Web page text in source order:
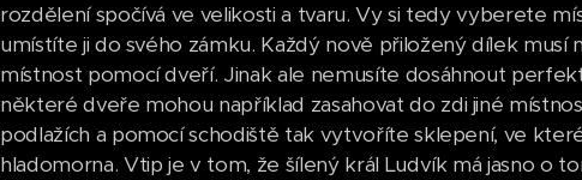
rozdělení spočívá ve velikosti a tvaru. Vy si tedy vyberete
umístíte ji do svého zámku. Každý nově přiložený dílek
místnost pomocí dveří. Jinak ale nemusíte dosáhnout
některé dveře mohou například zasahovat do zdi jiné
podlažích a pomocí schodiště tak vytvoříte sklepení, ve
hladomorna. Vtip je v tom, že šílený král Ludvík má jasno o